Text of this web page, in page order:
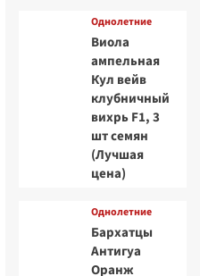
Однолетние
Виола
ампельная
Кул вейв
клубничный
вихрь F1, 3
шт семян
(Лучшая
цена)
Однолетние
Бархатцы
Антигуа
Оранж